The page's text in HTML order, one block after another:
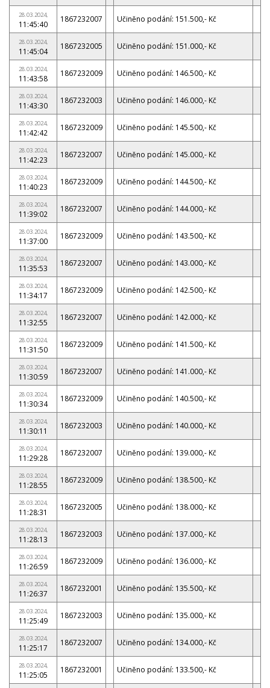
28.03.2024,
11:45:40
1867232007 Učiněno podání: 151.500,- Kč
28.03.2024,
11:45:04
1867232005 Učiněno podání: 151.000,- Kč
28.03.2024,
11:43:58
1867232009 Učiněno podání: 146.500,- Kč
28.03.2024,
11:43:30
1867232003 Učiněno podání: 146.000,- Kč
28.03.2024,
11:42:42
1867232009 Učiněno podání: 145.500,- Kč
28.03.2024,
11:42:23
1867232007 Učiněno podání: 145.000,- Kč
28.03.2024,
11:40:23
1867232009 Učiněno podání: 144.500,- Kč
28.03.2024,
11:39:02
1867232007 Učiněno podání: 144.000,- Kč
28.03.2024,
11:37:00
1867232009 Učiněno podání: 143.500,- Kč
28.03.2024,
11:35:53
1867232007 Učiněno podání: 143.000,- Kč
28.03.2024,
11:34:17
1867232009 Učiněno podání: 142.500,- Kč
28.03.2024,
11:32:55
1867232007 Učiněno podání: 142.000,- Kč
28.03.2024,
11:31:50
1867232009 Učiněno podání: 141.500,- Kč
28.03.2024,
11:30:59
1867232007 Učiněno podání: 141.000,- Kč
28.03.2024,
11:30:34
1867232009 Učiněno podání: 140.500,- Kč
28.03.2024,
11:30:11
1867232003 Učiněno podání: 140.000,- Kč
28.03.2024,
11:29:28
1867232007 Učiněno podání: 139.000,- Kč
28.03.2024,
11:28:55
1867232009 Učiněno podání: 138.500,- Kč
28.03.2024,
11:28:31
1867232005 Učiněno podání: 138.000,- Kč
28.03.2024,
11:28:13
1867232003 Učiněno podání: 137.000,- Kč
28.03.2024,
11:26:59
1867232009 Učiněno podání: 136.000,- Kč
28.03.2024,
11:26:37
1867232001 Učiněno podání: 135.500,- Kč
28.03.2024,
11:25:49
1867232003 Učiněno podání: 135.000,- Kč
28.03.2024,
11:25:17
1867232007 Učiněno podání: 134.000,- Kč
28.03.2024,
11:25:05
1867232001 Učiněno podání: 133.500,- Kč